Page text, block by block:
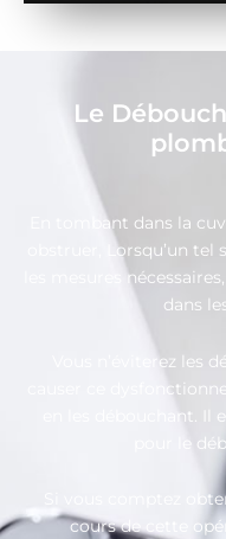
Le
En tombant dans la
obstruer, Lorsqu’un
les mesures
dans
Vous n’éviterez les
causer ce
en les débouchant. Il
pour le
Si vous comptez
cours de cette